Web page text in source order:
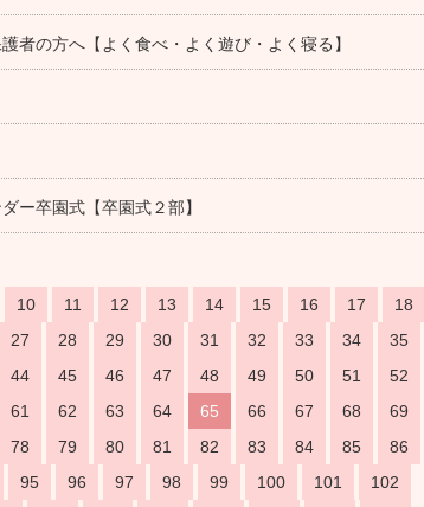
者の方へ【よく食べ・よく遊び・よく寝る】
卒園式【卒園式２部】
10 11 12 13 14 15 16 17
18
27 28 29 30 31 32 33 34
35
44 45 46 47 48 49 50 51
52
61 62 63 64 65 66 67 68
69
78 79 80 81 82 83 84 85
86
95 96 97 98 99 100 101
102